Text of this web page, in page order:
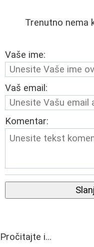
Trenutno nema
Vaše ime:
Vaš email:
Komentar:
Pročitajte i...